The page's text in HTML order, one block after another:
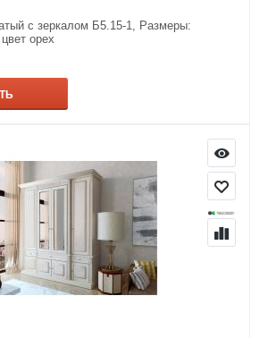
с зеркалом Б5.15-1, Размеры:
орех